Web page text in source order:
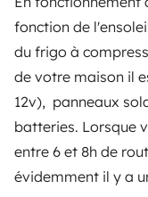
fonction de
du frigo à
de votre maison il
12v), panneaux
batteries. Lorsque
entre 6 et 8h de
évidemment il y a
livré comme ça .
entretien . le
s'inquiéter)
-Griffure à
retirer
Proprietário
Simon faz parte
melhores
uma